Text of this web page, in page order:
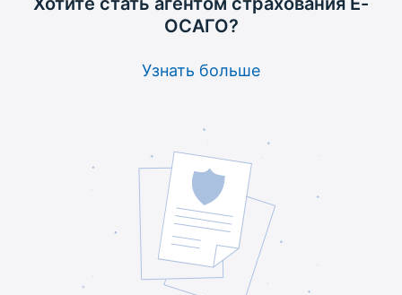
ОСАГО?
Узнать больше